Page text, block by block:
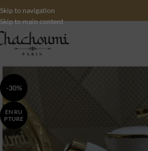
Skip to navigation
Skip to main content
-30%
EN RU
PTURE